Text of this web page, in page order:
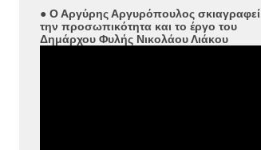
● Ο Αργύρης Αργυρόπουλος σκιαγραφεί
την προσωπικότητα και το έργο του
Δημάρχου Φυλής Νικολάου Λιάκου